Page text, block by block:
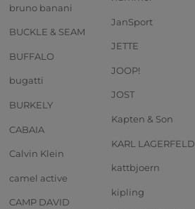
bruno banani
BUCKLE & SEAM
BUFFALO
bugatti
BURKELY
CABAIA
Calvin Klein
camel active
CAMP DAVID
JanSport
JETTE
JOOP!
JOST
Kapten & Son
KARL LAGERFELD
kattbjoern
kipling